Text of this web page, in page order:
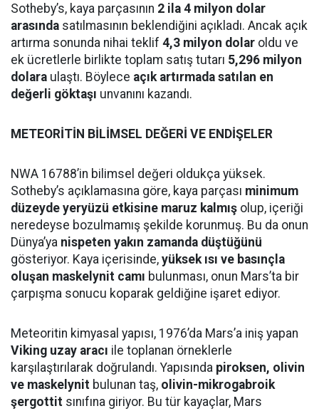
Sotheby’s, kaya parçasının 2 ila 4 milyon dolar
arasında satılmasının beklendiğini açıkladı. Ancak açık
artırma sonunda nihai teklif 4,3 milyon dolar oldu ve
ek ücretlerle birlikte toplam satış tutarı 5,296 milyon
dolara ulaştı. Böylece açık artırmada satılan en
değerli göktaşı unvanını kazandı.
METEORİTİN BİLİMSEL DEĞERİ VE ENDİŞELER
NWA 16788’in bilimsel değeri oldukça yüksek.
Sotheby’s açıklamasına göre, kaya parçası minimum
düzeyde yeryüzü etkisine maruz kalmış olup, içeriği
neredeyse bozulmamış şekilde korunmuş. Bu da onun
Dünya’ya nispeten yakın zamanda düştüğünü
gösteriyor. Kaya içerisinde, yüksek ısı ve basınçla
oluşan maskelynit camı bulunması, onun Mars’ta bir
çarpışma sonucu koparak geldiğine işaret ediyor.
Meteoritin kimyasal yapısı, 1976’da Mars’a iniş yapan
Viking uzay aracı ile toplanan örneklerle
karşılaştırılarak doğrulandı. Yapısında piroksen, olivin
ve maskelynit bulunan taş, olivin-mikrogabroik
şergottit sınıfına giriyor. Bu tür kayaçlar, Mars